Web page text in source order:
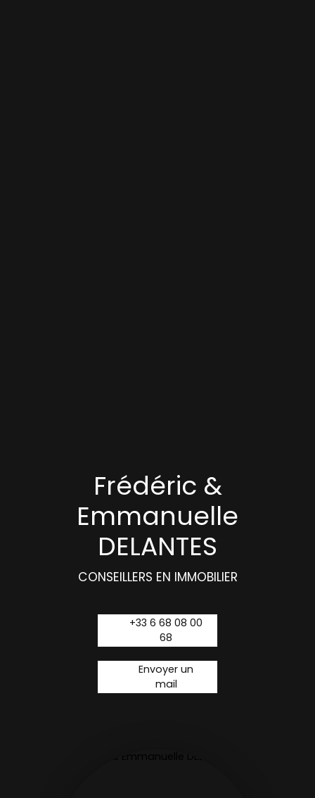
Frédéric &
Emmanuelle
DELANTES
CONSEILLERS EN IMMOBILIER
+33 6 68 08 00
68
Envoyer un
mail